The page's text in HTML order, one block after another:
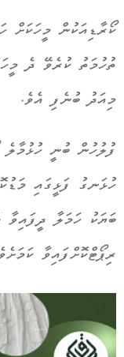
ކޯރާޑިއަކުން މީހަކަށް
ތުހުމަތު ކުރެވޭދެ
މިއަދު ބުނެފި އެވެ.
ފުލުހުން ބުނީ
ހުޅަނގު ފަޅީގައި
ރިޕޯޓްކޮށްފައިވާ ކަމަށެވެ.